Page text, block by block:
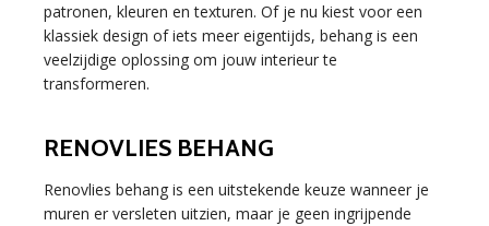
patronen, kleuren en texturen. Of je nu kiest voor een
klassiek design of iets meer eigentijds, behang is een
veelzijdige oplossing om jouw interieur te
transformeren.
RENOVLIES BEHANG
Renovlies behang is een uitstekende keuze wanneer je
muren er versleten uitzien, maar je geen ingrijpende